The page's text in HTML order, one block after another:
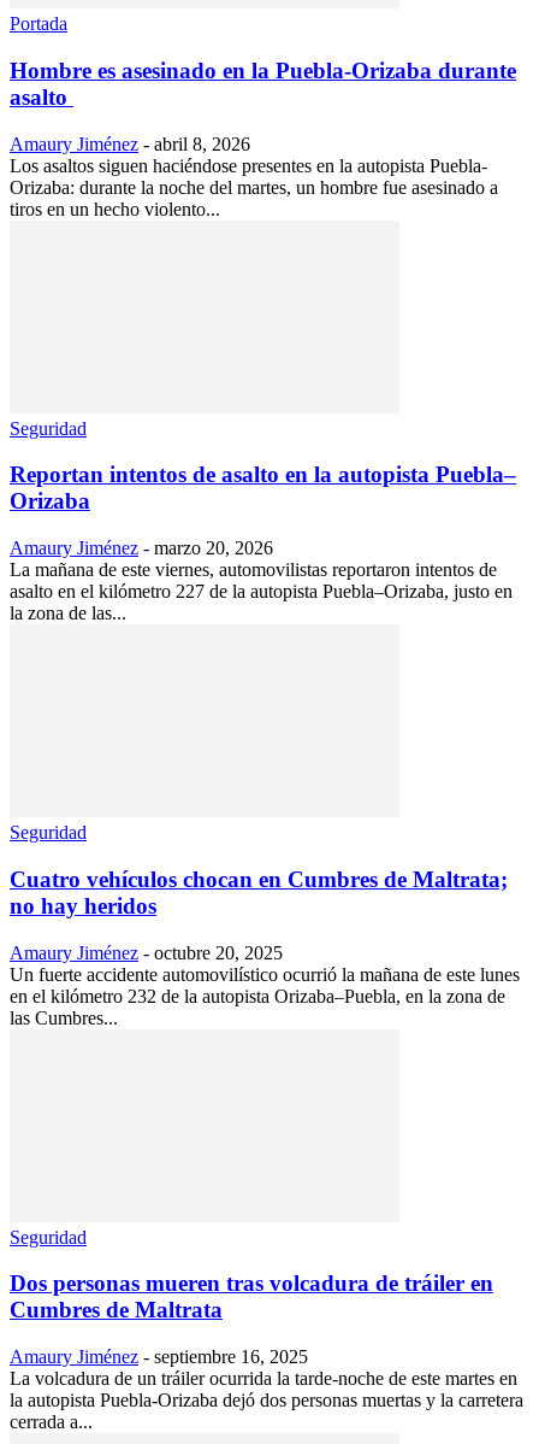
Portada
Hombre es asesinado en la Puebla-Orizaba durante
asalto
Amaury Jiménez - abril 8, 2026
Los asaltos siguen haciéndose presentes en la autopista Puebla-
Orizaba: durante la noche del martes, un hombre fue asesinado a
tiros en un hecho violento...
Seguridad
Reportan intentos de asalto en la autopista Puebla–
Orizaba
Amaury Jiménez - marzo 20, 2026
La mañana de este viernes, automovilistas reportaron intentos de
asalto en el kilómetro 227 de la autopista Puebla–Orizaba, justo en
la zona de las...
Seguridad
Cuatro vehículos chocan en Cumbres de Maltrata;
no hay heridos
Amaury Jiménez - octubre 20, 2025
Un fuerte accidente automovilístico ocurrió la mañana de este lunes
en el kilómetro 232 de la autopista Orizaba–Puebla, en la zona de
las Cumbres...
Seguridad
Dos personas mueren tras volcadura de tráiler en
Cumbres de Maltrata
Amaury Jiménez - septiembre 16, 2025
La volcadura de un tráiler ocurrida la tarde-noche de este martes en
la autopista Puebla-Orizaba dejó dos personas muertas y la carretera
cerrada a...